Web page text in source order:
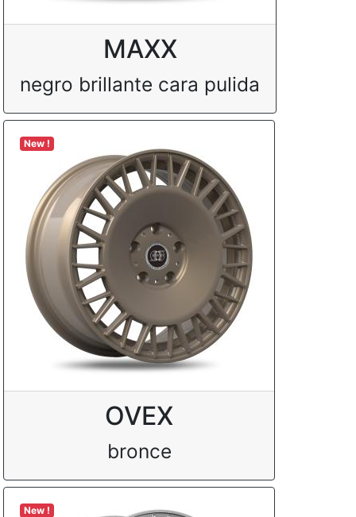
MAXX
negro brillante cara pulida
New !
OVEX
bronce
New !